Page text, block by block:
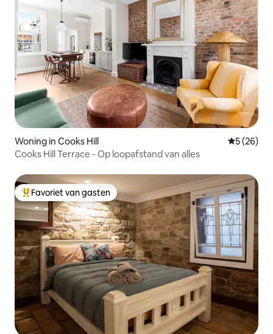
Woning in Cooks Hill
5 (26)
Cooks Hill Terrace - Op loopafstand van alles
Topfavoriet van gasten
Favoriet van gasten